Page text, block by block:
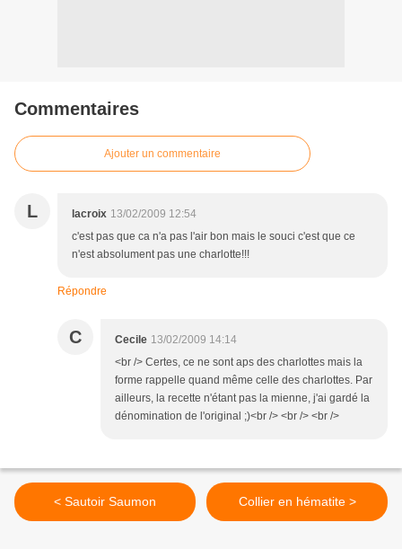
Commentaires
Ajouter un commentaire
L lacroix 13/02/2009 12:54
c'est pas que ca n'a pas l'air bon mais le souci c'est que ce
n'est absolument pas une charlotte!!!
Répondre
C Cecile 13/02/2009 14:14
<br /> Certes, ce ne sont aps des charlottes mais la
forme rappelle quand même celle des charlottes. Par
ailleurs, la recette n'étant pas la mienne, j'ai gardé la
dénomination de l'original ;)<br /> <br /> <br />
< Sautoir Saumon Collier en hématite >